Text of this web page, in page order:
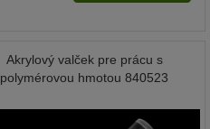
Akrylový valček pre prácu s
polymérovou hmotou 840523